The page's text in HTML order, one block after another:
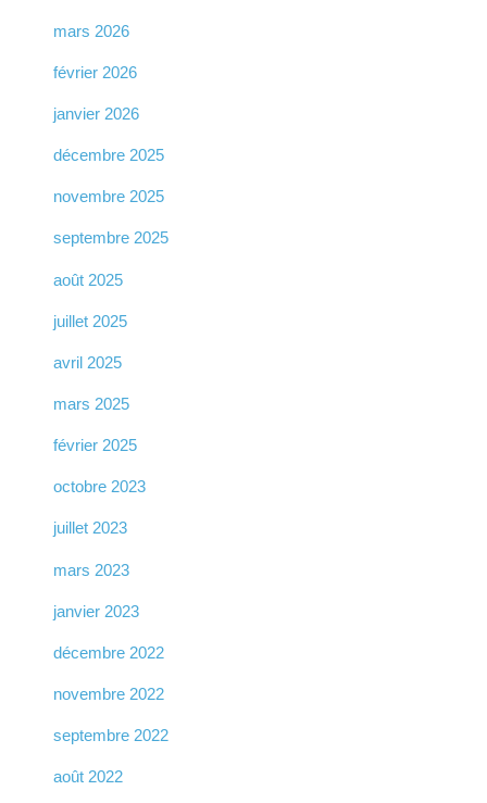
mars 2026
février 2026
janvier 2026
décembre 2025
novembre 2025
septembre 2025
août 2025
juillet 2025
avril 2025
mars 2025
février 2025
octobre 2023
juillet 2023
mars 2023
janvier 2023
décembre 2022
novembre 2022
septembre 2022
août 2022